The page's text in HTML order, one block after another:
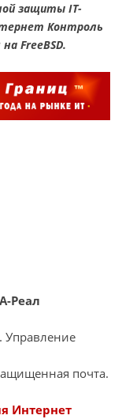
защиты IT-
Контроль
FreeBSD.
Реал
Управление
почта.
Интернет